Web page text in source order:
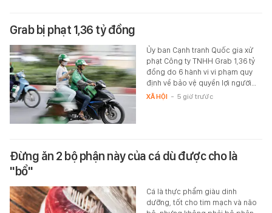
Grab bị phạt 1,36 tỷ đồng
Ủy ban Cạnh tranh Quốc gia xử
phạt Công ty TNHH Grab 1,36 tỷ
đồng do 6 hành vi vi phạm quy
định về bảo vệ quyền lợi người…
XÃ HỘI - 5 giờ trước
Đừng ăn 2 bộ phận này của cá dù được cho là
"bổ"
Cá là thực phẩm giàu dinh
dưỡng, tốt cho tim mạch và não